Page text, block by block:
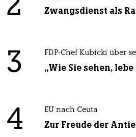
2 Zwangsdienst als
3 FDP-Chef Kubicki über
„Wie Sie sehen,
4 EU nach Ceuta
Zur Freude der